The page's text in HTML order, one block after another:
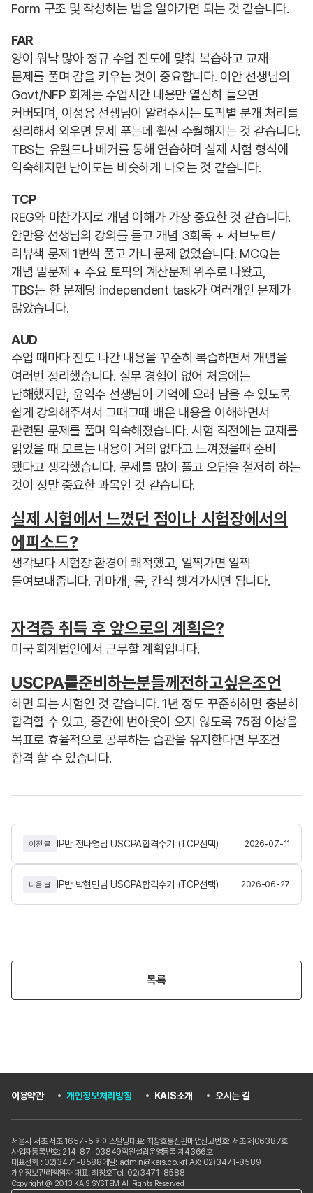
Form 구조 및 작성하는 법을 알아가면 되는 것 같습니다.
FAR
양이 워낙 많아 정규 수업 진도에 맞춰 복습하고 교재
문제를 풀며 감을 키우는 것이 중요합니다. 이안 선생님의
Govt/NFP 회계는 수업시간 내용만 열심히 들으면
커버되며, 이성용 선생님이 알려주시는 토픽별 분개 처리를
정리해서 외우면 문제 푸는데 훨씬 수월해지는 것 같습니다.
TBS는 유월드나 베커를 통해 연습하며 실제 시험 형식에
익숙해지면 난이도는 비슷하게 나오는 것 같습니다.
TCP
REG와 마찬가지로 개념 이해가 가장 중요한 것 같습니다.
안만용 선생님의 강의를 듣고 개념 3회독 + 서브노트/
리뷰책 문제 1번씩 풀고 가니 문제 없었습니다. MCQ는
개념 말문제 + 주요 토픽의 계산문제 위주로 나왔고,
TBS는 한 문제당 independent task가 여러개인 문제가
많았습니다.
AUD
수업 때마다 진도 나간 내용을 꾸준히 복습하면서 개념을
여러번 정리했습니다. 실무 경험이 없어 처음에는
난해했지만, 윤익수 선생님이 기억에 오래 남을 수 있도록
쉽게 강의해주셔서 그때그때 배운 내용을 이해하면서
관련된 문제를 풀며 익숙해졌습니다. 시험 직전에는 교재를
읽었을 때 모르는 내용이 거의 없다고 느껴졌을때 준비
됐다고 생각했습니다. 문제를 많이 풀고 오답을 철저히 하는
것이 정말 중요한 과목인 것 같습니다.
실제 시험에서 느꼈던 점이나 시험장에서의
에피소드?
생각보다 시험장 환경이 쾌적했고, 일찍가면 일찍
들여보내줍니다. 귀마개, 물, 간식 챙겨가시면 됩니다.
자격증 취득 후 앞으로의 계획은?
미국 회계법인에서 근무할 계획입니다.
USCPA를준비하는분들께전하고싶은조언
하면 되는 시험인 것 같습니다. 1년 정도 꾸준히하면 충분히
합격할 수 있고, 중간에 번아웃이 오지 않도록 75점 이상을
목표로 효율적으로 공부하는 습관을 유지한다면 무조건
합격 할 수 있습니다.
이전 글 IP반 전나영님 USCPA합격수기 (TCP선택) 2026-07-11
다음 글 IP반 박현민님 USCPA합격수기 (TCP선택) 2026-06-27
목록
이용약관 개인정보처리방침 KAIS소개 오시는 길
서울시 서초 서초 1657-5 카이스빌딩대표: 최창호통신판매업신고번호: 서초 제06387호
사업자등록번호: 214-87-03849학원설립운영등록 제4366호
대표전화 : 02)3471-8588메일: admin@kais.co.krFAX: 02)3471-8589
개인정보관리책임자 대표: 최창호Tel: 02)3471-8588
Copyright @ 2013 KAIS SYSTEM All Rights Reserved